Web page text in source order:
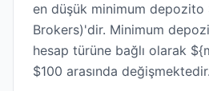
en düşük minimum
Brokers)'dir. Minimum
hesap türüne bağlı olarak
$100 arasında değişmektedir.